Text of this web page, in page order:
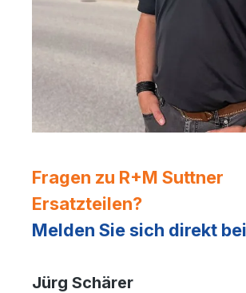
Fragen zu R+M Suttner
Ersatzteilen?
Melden Sie sich direkt
Jürg Schärer